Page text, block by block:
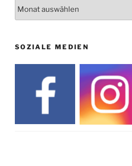
SOZIALE MEDIEN